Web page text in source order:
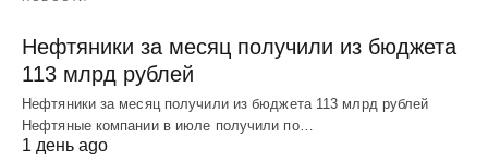
Нефтяники за месяц получили из бюджета
113 млрд рублей
Нефтяники за месяц получили из бюджета 113 млрд рублей
Нефтяные компании в июле получили по…
1 день ago